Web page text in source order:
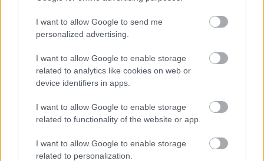
I want to allow Google to send me
personalized advertising.
I want to allow Google to enable storage
related to analytics like cookies on web or
device identifiers in apps.
I want to allow Google to enable storage
related to functionality of the website or app.
I want to allow Google to enable storage
related to personalization.